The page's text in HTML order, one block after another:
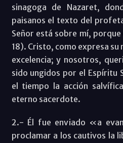
sinagoga de Nazaret,
paisanos el texto del
Señor está sobre mí,
18). Cristo, como expresa su
excelencia; y nosotros,
sido ungidos por el Espíritu
el tiempo la acción
eterno sacerdote.
2.- Él fue enviado «a
proclamar a los cautivos la